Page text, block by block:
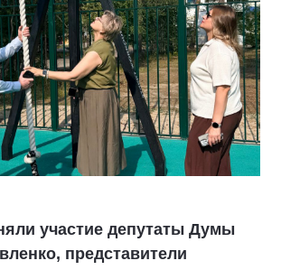
участие депутаты Думы
представители